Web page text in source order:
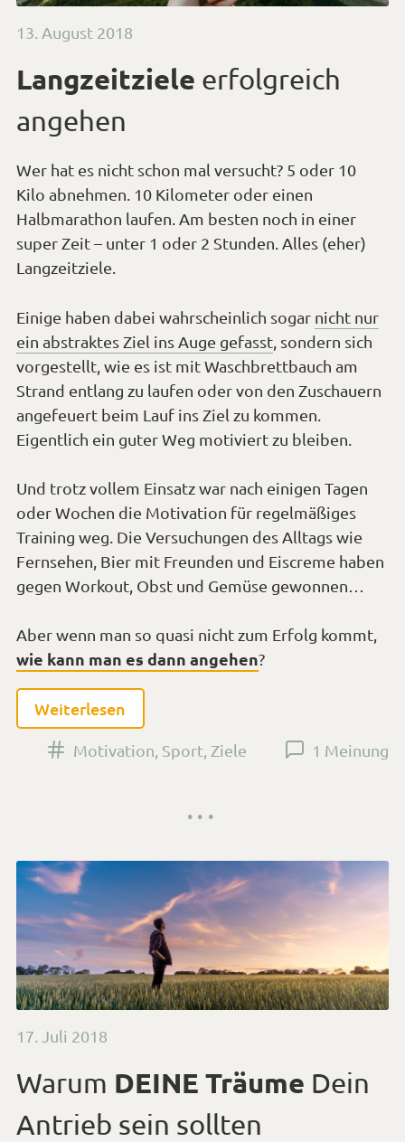
Veröffentlicht
13. August 2018
Langzeitziele erfolgreich
angehen
Wer hat es nicht schon mal versucht? 5 oder 10
Kilo abnehmen. 10 Kilometer oder einen
Halbmarathon laufen. Am besten noch in einer
super Zeit – unter 1 oder 2 Stunden. Alles (eher)
Langzeitziele.
Einige haben dabei wahrscheinlich sogar nicht nur
ein abstraktes Ziel ins Auge gefasst , sondern sich
vorgestellt, wie es ist mit Waschbrettbauch am
Strand entlang zu laufen oder von den Zuschauern
angefeuert beim Lauf ins Ziel zu kommen.
Eigentlich ein guter Weg motiviert zu bleiben.
Und trotz vollem Einsatz war nach einigen Tagen
oder Wochen die Motivation für regelmäßiges
Training weg. Die Versuchungen des Alltags wie
Fernsehen, Bier mit Freunden und Eiscreme haben
gegen Workout, Obst und Gemüse gewonnen…
Aber wenn man so quasi nicht zum Erfolg kommt,
wie kann man es dann angehen?
Weiterlesen
Versehen
Motivation Sport Ziele 1 Meinung
Veröffentlicht
17. Juli 2018
Warum DEINE Träume Dein
Antrieb sein sollten